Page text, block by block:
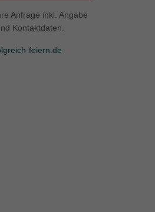
Anfrage inkl. Angabe
Kontaktdaten.
feiern.de